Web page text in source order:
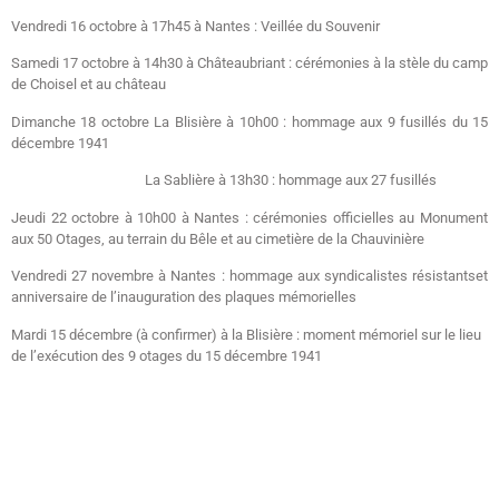
Vendredi 16 octobre à 17h45 à Nantes : Veillée du Souvenir
Samedi 17 octobre à 14h30 à Châteaubriant : cérémonies à la stèle du camp
de Choisel et au château
Dimanche 18 octobre La Blisière à 10h00 : hommage aux 9 fusillés du 15
décembre 1941
La Sablière à 13h30 : hommage aux 27 fusillés
Jeudi 22 octobre à 10h00 à Nantes : cérémonies officielles au Monument
aux 50 Otages, au terrain du Bêle et au cimetière de la Chauvinière
Vendredi 27 novembre à Nantes : hommage aux syndicalistes résistantset
anniversaire de l’inauguration des plaques mémorielles
Mardi 15 décembre (à confirmer) à la Blisière : moment mémoriel sur le lieu
de l’exécution des 9 otages du 15 décembre 1941